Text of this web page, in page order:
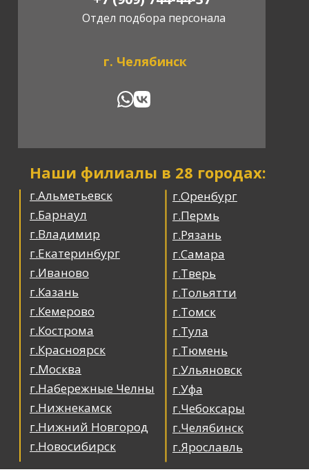
г.Оренбург
г.Пермь
г.Рязань
г.Самара
г.Тверь
г.Тольятти
г.Томск
г.Тула
г.Тюмень
г.Ульяновск
г.Уфа
г.Чебоксары
г.Челябинск
г.Ярославль
г.Альметьевск
г.Барнаул
г.Владимир
г.Екатеринбург
г.Иваново
г.Казань
г.Кемерово
г.Кострома
г.Красноярск
г.Москва
г.Набережные Челны
г.Нижнекамск
г.Нижний Новгород
г.Новосибирск
Наши филиалы в 28 городах:
Отдел подбора персонала
г. Челябинск